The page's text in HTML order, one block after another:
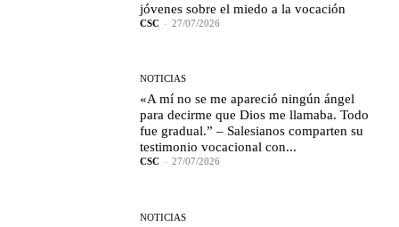
jóvenes sobre el miedo a la vocación
CSC - 27/07/2026
NOTICIAS
«A mí no se me apareció ningún ángel
para decirme que Dios me llamaba. Todo
fue gradual.” – Salesianos comparten su
testimonio vocacional con...
CSC - 27/07/2026
NOTICIAS